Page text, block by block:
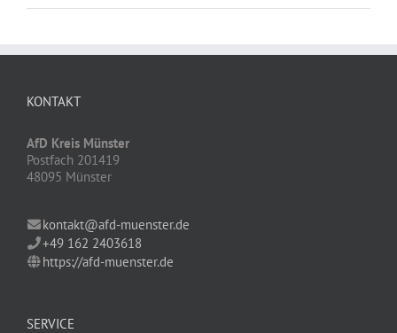
KONTAKT
AfD Kreis Münster
Postfach 201419
48095 Münster
kontakt@afd-muenster.de
+49 162 2403618
https://afd-muenster.de
SERVICE